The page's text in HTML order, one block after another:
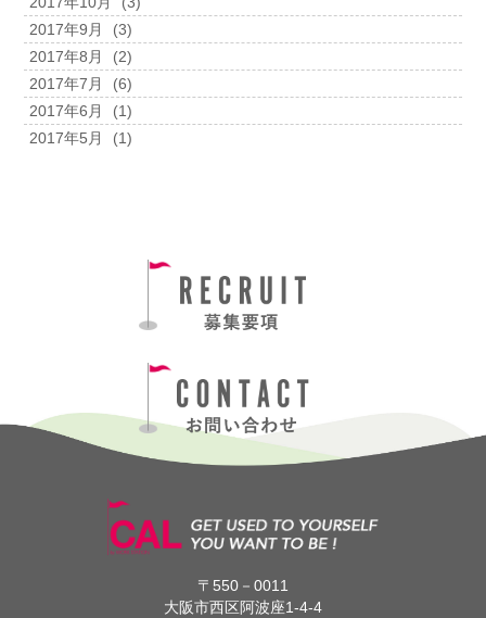
2017年9月
(3)
2017年8月
(2)
2017年7月
(6)
2017年6月
(1)
2017年5月
(1)
〒550－0011
大阪市西区阿波座1-4-4